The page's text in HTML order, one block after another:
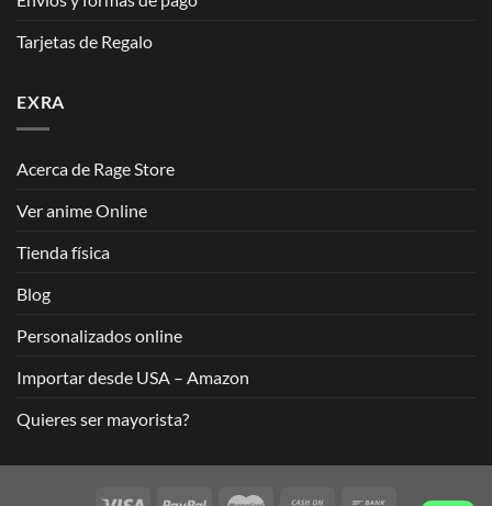
Tarjetas de Regalo
EXRA
Acerca de Rage Store
Ver anime Online
Tienda física
Blog
Personalizados online
Importar desde USA – Amazon
Quieres ser mayorista?